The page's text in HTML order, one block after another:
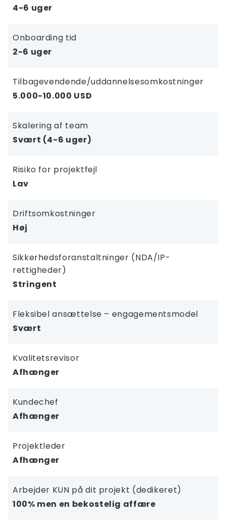
4-6 uger
Onboarding tid
2-6 uger
Tilbagevendende/uddannelsesomkostninger
5.000-10.000 USD
Skalering af team
Svært (4-6 uger)
Risiko for projektfejl
Lav
Driftsomkostninger
Høj
Sikkerhedsforanstaltninger (NDA/IP-
rettigheder)
Stringent
Fleksibel ansættelse – engagementsmodel
Svært
Kvalitetsrevisor
Afhænger
Kundechef
Afhænger
Projektleder
Afhænger
Arbejder KUN på dit projekt (dedikeret)
100% men en bekostelig affære